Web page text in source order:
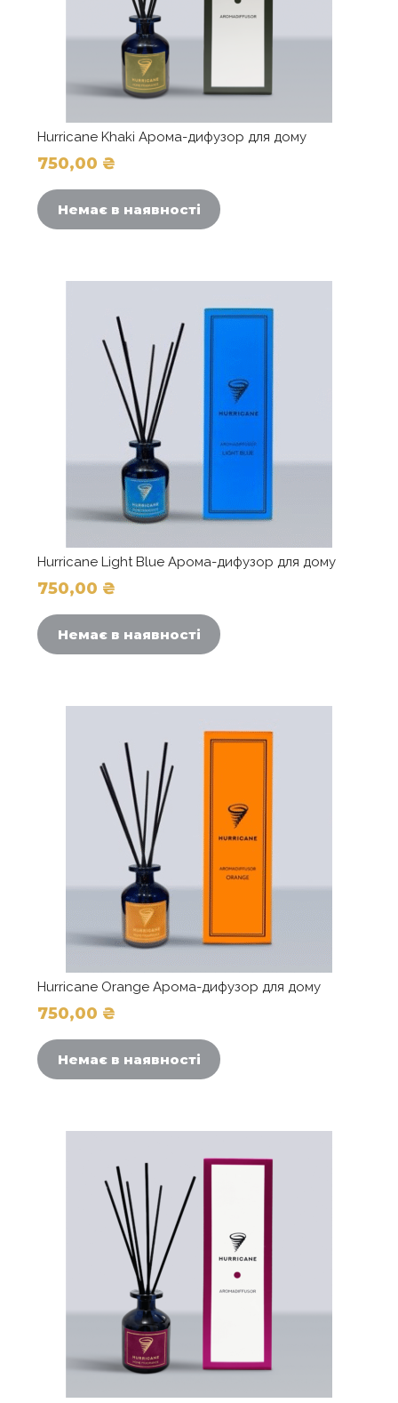
Hurricane Khaki Арома-дифузор для дому
750,00 ₴
Немає в наявності
Hurricane Light Blue Арома-дифузор для дому
750,00 ₴
Немає в наявності
Hurricane Orange Арома-дифузор для дому
750,00 ₴
Немає в наявності